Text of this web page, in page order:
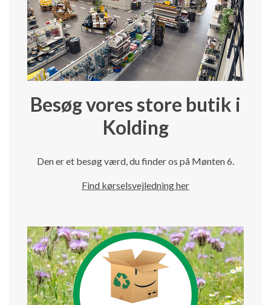
Besøg vores store butik i
Kolding
Den er et besøg værd, du finder os på Mønten 6.
Find kørselsvejledning her